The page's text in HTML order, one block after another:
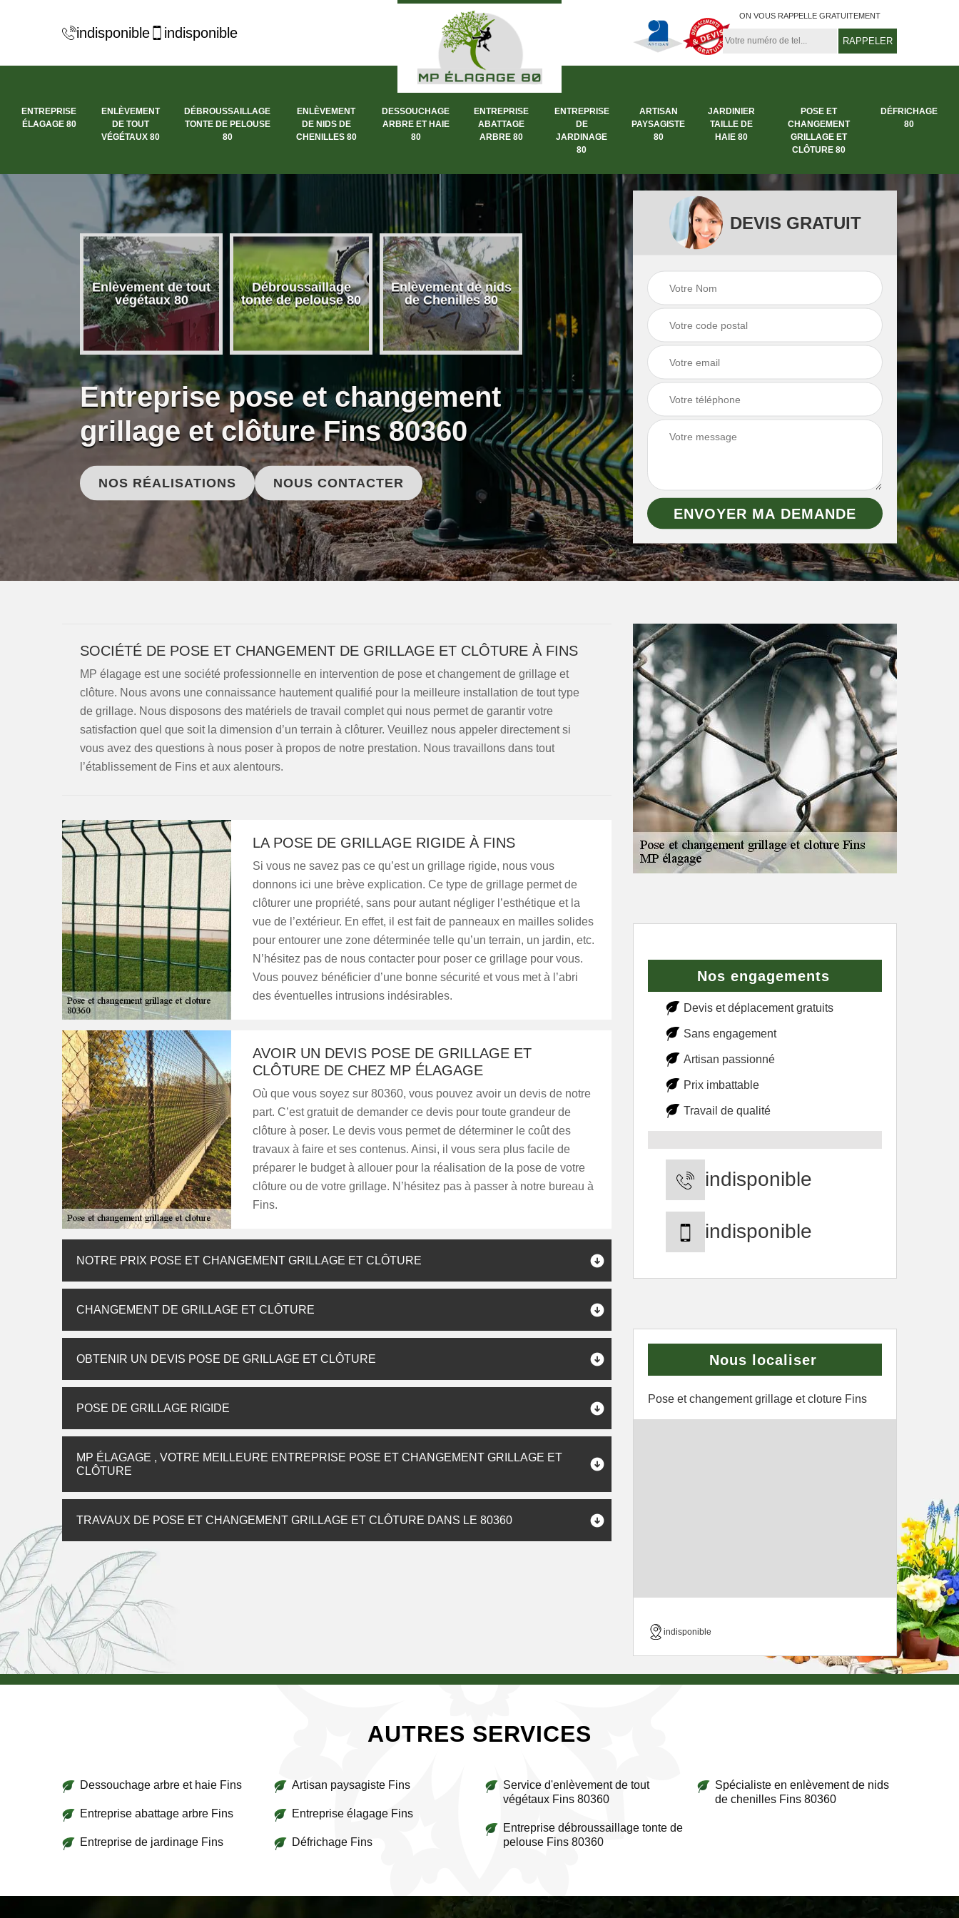
indisponible indisponible
ON VOUS RAPPELLE GRATUITEMENT
ENTREPRISE
ÉLAGAGE 80
ENLÈVEMENT
DE TOUT
VÉGÉTAUX 80
DÉBROUSSAILLAGE
TONTE DE PELOUSE
80
ENLÈVEMENT
DE NIDS DE
CHENILLES 80
DESSOUCHAGE
ARBRE ET HAIE
80
ENTREPRISE
ABATTAGE
ARBRE 80
ENTREPRISE
DE
JARDINAGE
80
ARTISAN
PAYSAGISTE
80
JARDINIER
TAILLE DE
HAIE 80
POSE ET
CHANGEMENT
GRILLAGE ET
CLÔTURE 80
DÉFRICHAGE
80
Enlèvement de tout
végétaux 80
Débroussaillage
tonte de pelouse 80
Enlèvement de nids
de Chenilles 80
Dessouchage arbre
et haie 80
Entreprise abattage
Entreprise de
jardinage 80
Entreprise pose et changement
grillage et clôture Fins 80360
NOS RÉALISATIONS NOUS CONTACTER
DEVIS GRATUIT
SOCIÉTÉ DE POSE ET CHANGEMENT DE GRILLAGE ET CLÔTURE À FINS
MP élagage est une société professionnelle en intervention de pose et changement de grillage et
clôture. Nous avons une connaissance hautement qualifié pour la meilleure installation de tout type
de grillage. Nous disposons des matériels de travail complet qui nous permet de garantir votre
satisfaction quel que soit la dimension d’un terrain à clôturer. Veuillez nous appeler directement si
vous avez des questions à nous poser à propos de notre prestation. Nous travaillons dans tout
l’établissement de Fins et aux alentours.
LA POSE DE GRILLAGE RIGIDE À FINS
Si vous ne savez pas ce qu’est un grillage rigide, nous vous
donnons ici une brève explication. Ce type de grillage permet de
clôturer une propriété, sans pour autant négliger l’esthétique et la
vue de l’extérieur. En effet, il est fait de panneaux en mailles solides
pour entourer une zone déterminée telle qu’un terrain, un jardin, etc.
N’hésitez pas de nous contacter pour poser ce grillage pour vous.
Vous pouvez bénéficier d’une bonne sécurité et vous met à l’abri
des éventuelles intrusions indésirables.
AVOIR UN DEVIS POSE DE GRILLAGE ET
CLÔTURE DE CHEZ MP ÉLAGAGE
Où que vous soyez sur 80360, vous pouvez avoir un devis de notre
part. C’est gratuit de demander ce devis pour toute grandeur de
clôture à poser. Le devis vous permet de déterminer le coût des
travaux à faire et ses contenus. Ainsi, il vous sera plus facile de
préparer le budget à allouer pour la réalisation de la pose de votre
clôture ou de votre grillage. N’hésitez pas à passer à notre bureau à
Fins.
NOTRE PRIX POSE ET CHANGEMENT GRILLAGE ET CLÔTURE
CHANGEMENT DE GRILLAGE ET CLÔTURE
OBTENIR UN DEVIS POSE DE GRILLAGE ET CLÔTURE
POSE DE GRILLAGE RIGIDE
MP ÉLAGAGE , VOTRE MEILLEURE ENTREPRISE POSE ET CHANGEMENT GRILLAGE ET
CLÔTURE
TRAVAUX DE POSE ET CHANGEMENT GRILLAGE ET CLÔTURE DANS LE 80360
Nos engagements
Devis et déplacement gratuits
Sans engagement
Artisan passionné
Prix imbattable
Travail de qualité
indisponible
indisponible
Nous localiser
Pose et changement grillage et cloture Fins
indisponible
AUTRES SERVICES
Dessouchage arbre et haie Fins
Entreprise abattage arbre Fins
Entreprise de jardinage Fins
Artisan paysagiste Fins
Entreprise élagage Fins
Défrichage Fins
Service d'enlèvement de tout
végétaux Fins 80360
Entreprise débroussaillage tonte de
pelouse Fins 80360
Spécialiste en enlèvement de nids
de chenilles Fins 80360